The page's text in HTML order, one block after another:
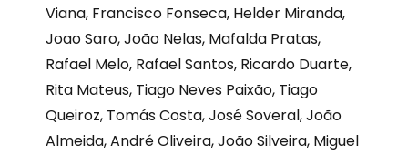
Viana, Francisco Fonseca, Helder Miranda,
Joao Saro, João Nelas, Mafalda Pratas,
Rafael Melo, Rafael Santos, Ricardo Duarte,
Rita Mateus, Tiago Neves Paixão, Tiago
Queiroz, Tomás Costa, José Soveral, João
Almeida, André Oliveira, João Silveira, Miguel